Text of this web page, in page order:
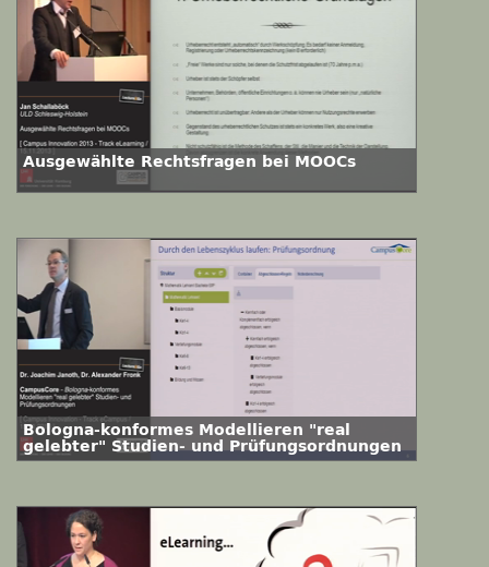
Ausgewählte Rechtsfragen bei MOOCs
Bologna-konformes Modellieren "real
gelebter" Studien- und Prüfungsordnungen